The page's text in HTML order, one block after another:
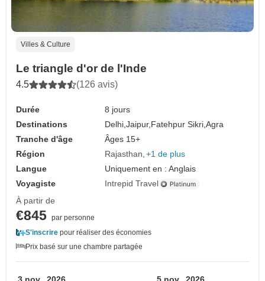
Villes & Culture
Le triangle d'or de l'Inde
4.5 (126 avis)
Durée
8 jours
Destinations
Delhi,Jaipur,Fatehpur Sikri,Agra
Tranche d'âge
Âges 15+
Région
Rajasthan +1 de plus
Langue
Uniquement en : Anglais
Voyagiste
Intrepid Travel
À partir de
€845 par personne
S'inscrire pour réaliser des économies
Prix basé sur une chambre partagée